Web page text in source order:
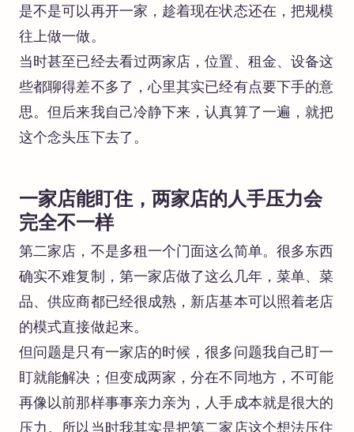
是不是可以再开一家，趁着现在状态还在，把规模
往上做一做。
当时甚至已经去看过两家店，位置、租金、设备这
些都聊得差不多了，心里其实已经有点要下手的意
思。但后来我自己冷静下来，认真算了一遍，就把
这个念头压下去了。
一家店能盯住，两家店的人手压力会
完全不一样
第二家店，不是多租一个门面这么简单。很多东西
确实不难复制，第一家店做了这么几年，菜单、菜
品、供应商都已经很成熟，新店基本可以照着老店
的模式直接做起来。
但问题是只有一家店的时候，很多问题我自己盯一
盯就能解决；但变成两家，分在不同地方，不可能
再像以前那样事事亲力亲为，人手成本就是很大的
压力。所以当时我其实是把第二家店这个想法压住